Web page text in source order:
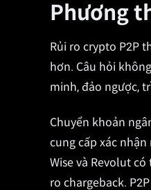
Phương
Rủi ro crypto P2P
hơn. Câu hỏi
minh, đảo ngược,
Chuyển khoản
cung cấp xác
Wise và Revolut
ro chargeback.